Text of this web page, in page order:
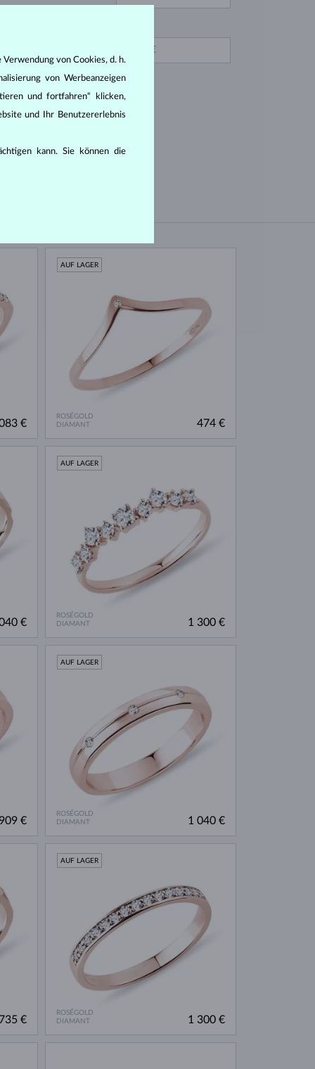
€
ROSÉGOLD
DIAMANT
AUF LAGER
474 €
€
ROSÉGOLD
DIAMANT
AUF LAGER
1 300 €
€
ROSÉGOLD
DIAMANT
AUF LAGER
1 040 €
€
ROSÉGOLD
DIAMANT
AUF LAGER
1 300 €
von Cookies, d. h.
von Werbeanzeigen
und fortfahren“ klicken,
und Ihr Benutzererlebnis
kann. Sie können die